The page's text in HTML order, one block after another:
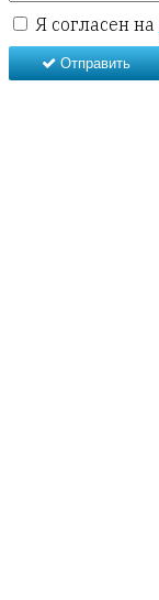
Я согласен на
Отправить